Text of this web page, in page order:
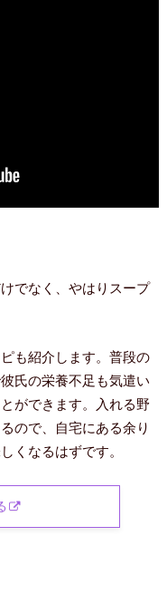
でなく、やはりスープ
も紹介します。普段の
氏の栄養不足も気遣い
ができます。入れる野
ので、自宅にある余り
くなるはずです。